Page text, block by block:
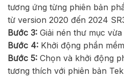
tương ứng từng phiên bản
từ version 2020 đến 2024
Bước 3: Giải nén thư mục
Bước 4: Khởi động phần
Bước 5: Chọn và khởi động
tương thích với phiên bản